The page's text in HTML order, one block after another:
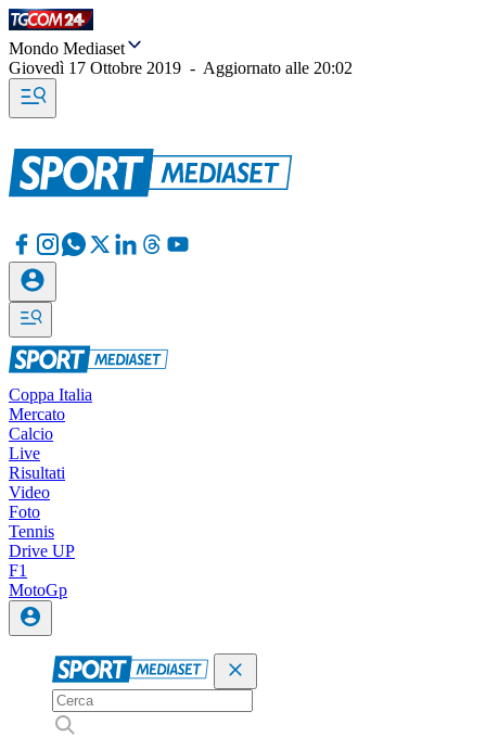
Mondo Mediaset
Giovedì 17 Ottobre 2019 - Aggiornato alle 20:02
Coppa Italia
Mercato
Calcio
Live
Risultati
Video
Foto
Tennis
Drive UP
F1
MotoGp